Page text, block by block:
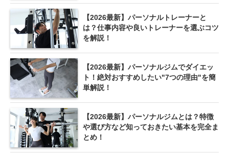
【2026最新】パーソナルトレーナーと
は？仕事内容や良いトレーナーを選ぶコツ
を解説！
【2026最新】パーソナルジムでダイエッ
ト！絶対おすすめしたい"7つの理由"を簡
単解説！
【2026最新】パーソナルジムとは？特徴
や選び方など知っておきたい基本を完全ま
とめ！